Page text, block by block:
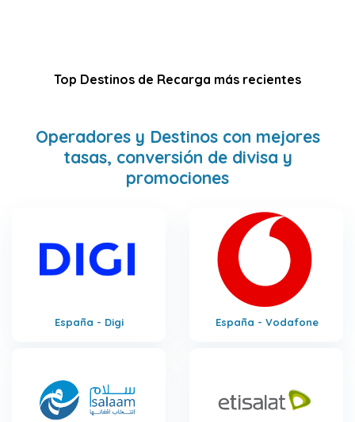
Top Destinos de Recarga más recientes
Operadores y Destinos con mejores
tasas, conversión de divisa y
promociones
España - Digi España - Vodafone